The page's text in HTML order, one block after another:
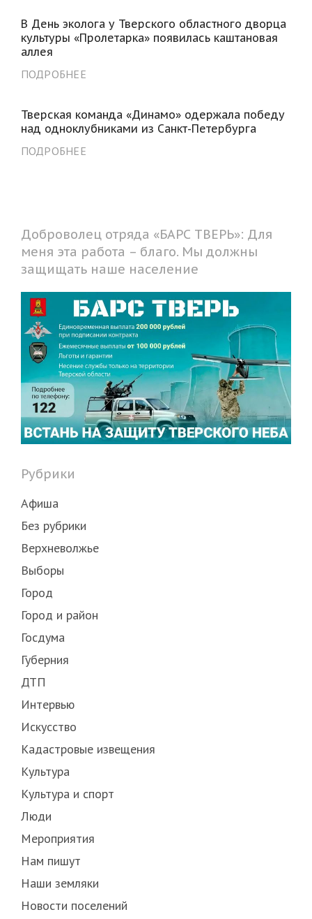
В День эколога у Тверского областного дворца
культуры «Пролетарка» появилась каштановая
аллея
ПОДРОБНЕЕ
Тверская команда «Динамо» одержала победу
над одноклубниками из Санкт-Петербурга
ПОДРОБНЕЕ
Доброволец отряда «БАРС ТВЕРЬ»: Для
меня эта работа – благо. Мы должны
защищать наше население
Рубрики
Афиша
Без рубрики
Верхневолжье
Выборы
Город
Город и район
Госдума
Губерния
ДТП
Интервью
Искусство
Кадастровые извещения
Культура
Культура и спорт
Люди
Мероприятия
Нам пишут
Наши земляки
Новости поселений